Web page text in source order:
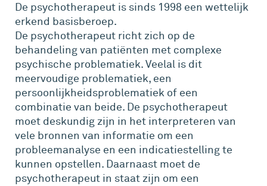
De psychotherapeut is sinds 1998 een wettelijk
erkend basisberoep.
De psychotherapeut richt zich op de
behandeling van patiënten met complexe
psychische problematiek. Veelal is dit
meervoudige problematiek, een
persoonlijkheidsproblematiek of een
combinatie van beide. De psychotherapeut
moet deskundig zijn in het interpreteren van
vele bronnen van informatie om een
probleemanalyse en een indicatiestelling te
kunnen opstellen. Daarnaast moet de
psychotherapeut in staat zijn om een